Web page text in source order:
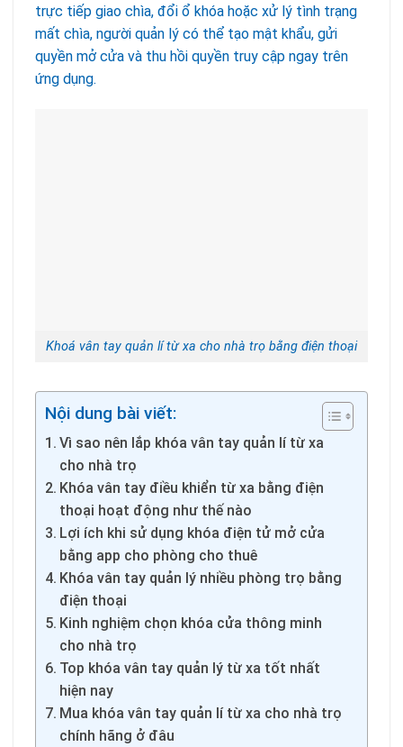
trực tiếp giao chìa, đổi ổ khóa hoặc xử lý tình trạng
mất chìa, người quản lý có thể tạo mật khẩu, gửi
quyền mở cửa và thu hồi quyền truy cập ngay trên
ứng dụng.
Khoá vân tay quản lí từ xa cho nhà trọ bằng điện thoại
Nội dung bài viết:
Vì sao nên lắp khóa vân tay quản lí từ xa
cho nhà trọ
Khóa vân tay điều khiển từ xa bằng điện
thoại hoạt động như thế nào
Lợi ích khi sử dụng khóa điện tử mở cửa
bằng app cho phòng cho thuê
Khóa vân tay quản lý nhiều phòng trọ bằng
điện thoại
Kinh nghiệm chọn khóa cửa thông minh
cho nhà trọ
Top khóa vân tay quản lý từ xa tốt nhất
hiện nay
Mua khóa vân tay quản lí từ xa cho nhà trọ
chính hãng ở đâu